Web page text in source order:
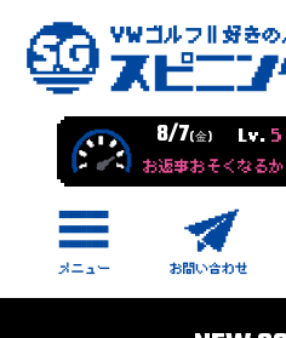
8/7(金) Lv. 5
お返事おそくなる